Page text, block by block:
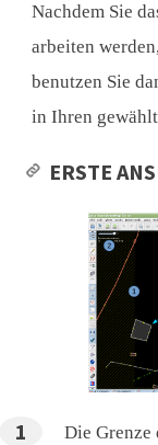
Nachdem Sie
arbeiten
benutzen Sie
in Ihren
ERSTE
Die Grenze